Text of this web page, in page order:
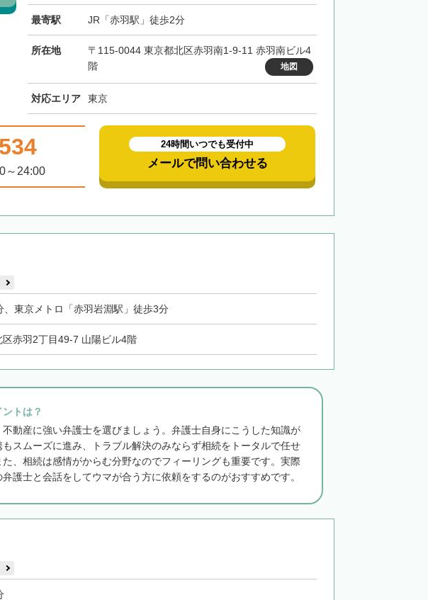
最寄駅 JR「赤羽駅」徒歩2分
所在地
〒115-0044 東京都北区赤羽南1-9-11 赤羽南ビル4
階
地図
対応エリア 東京
～24:00
24時間いつでも受付中
メールで問い合わせる
、東京メトロ「赤羽岩淵駅」徒歩3分
赤羽2丁目49-7 山陽ビル4階
トは？
動産に強い弁護士を選びましょう。弁護士自身にこうした知識が
スムーズに進み、トラブル解決のみならず相続をトータルで任せ
、相続は感情がからむ分野なのでフィーリングも重要です。実際
護士と会話をしてウマが合う方に依頼をするのがおすすめです。